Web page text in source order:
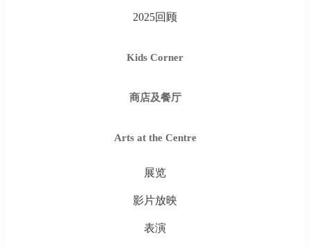
2025回顾
Kids Corner
商店及餐厅
Arts at the Centre
展览
影片放映
表演